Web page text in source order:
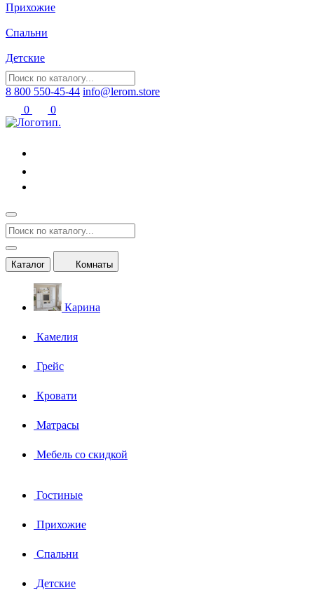
Прихожие
Спальни
Детские
8 800 550-45-44 info@lerom.store
0
0
Каталог Комнаты
Карина
Камелия
Грейс
Кровати
Матрасы
Мебель со скидкой
Гостиные
Прихожие
Спальни
Детские